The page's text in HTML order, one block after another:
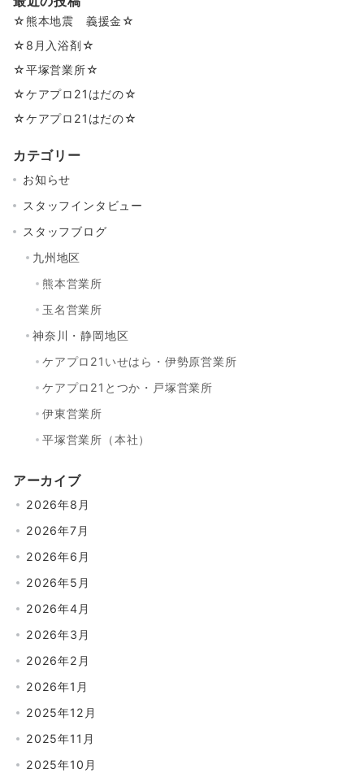
☆熊本地震 義援金☆
☆8月入浴剤☆
☆平塚営業所☆
☆ケアプロ21はだの☆
☆ケアプロ21はだの☆
カテゴリー
お知らせ
スタッフインタビュー
スタッフブログ
九州地区
熊本営業所
玉名営業所
神奈川・静岡地区
ケアプロ21いせはら・伊勢原営業所
ケアプロ21とつか・戸塚営業所
伊東営業所
平塚営業所（本社）
アーカイブ
2026年8月
2026年7月
2026年6月
2026年5月
2026年4月
2026年3月
2026年2月
2026年1月
2025年12月
2025年11月
2025年10月